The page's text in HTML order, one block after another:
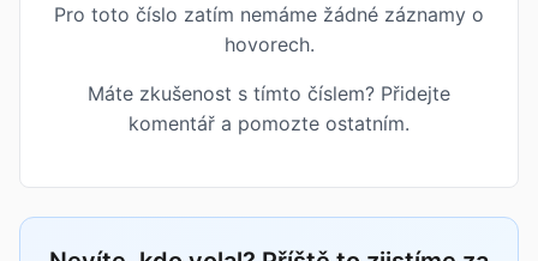
Pro toto číslo zatím nemáme žádné záznamy o
hovorech.
Máte zkušenost s tímto číslem? Přidejte
komentář a pomozte ostatním.